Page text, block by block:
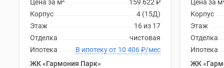
159 622 ₽
Цена за м
4 (15Д)
Корпус
16 из 17
Этаж
чистовая
Отделка
В ипотеку от 10 406₽/мес
Ипотека
ЖК «Гармония Парк»
Цена за м
Корпус
Этаж
Отделка
Ипотека
ЖК